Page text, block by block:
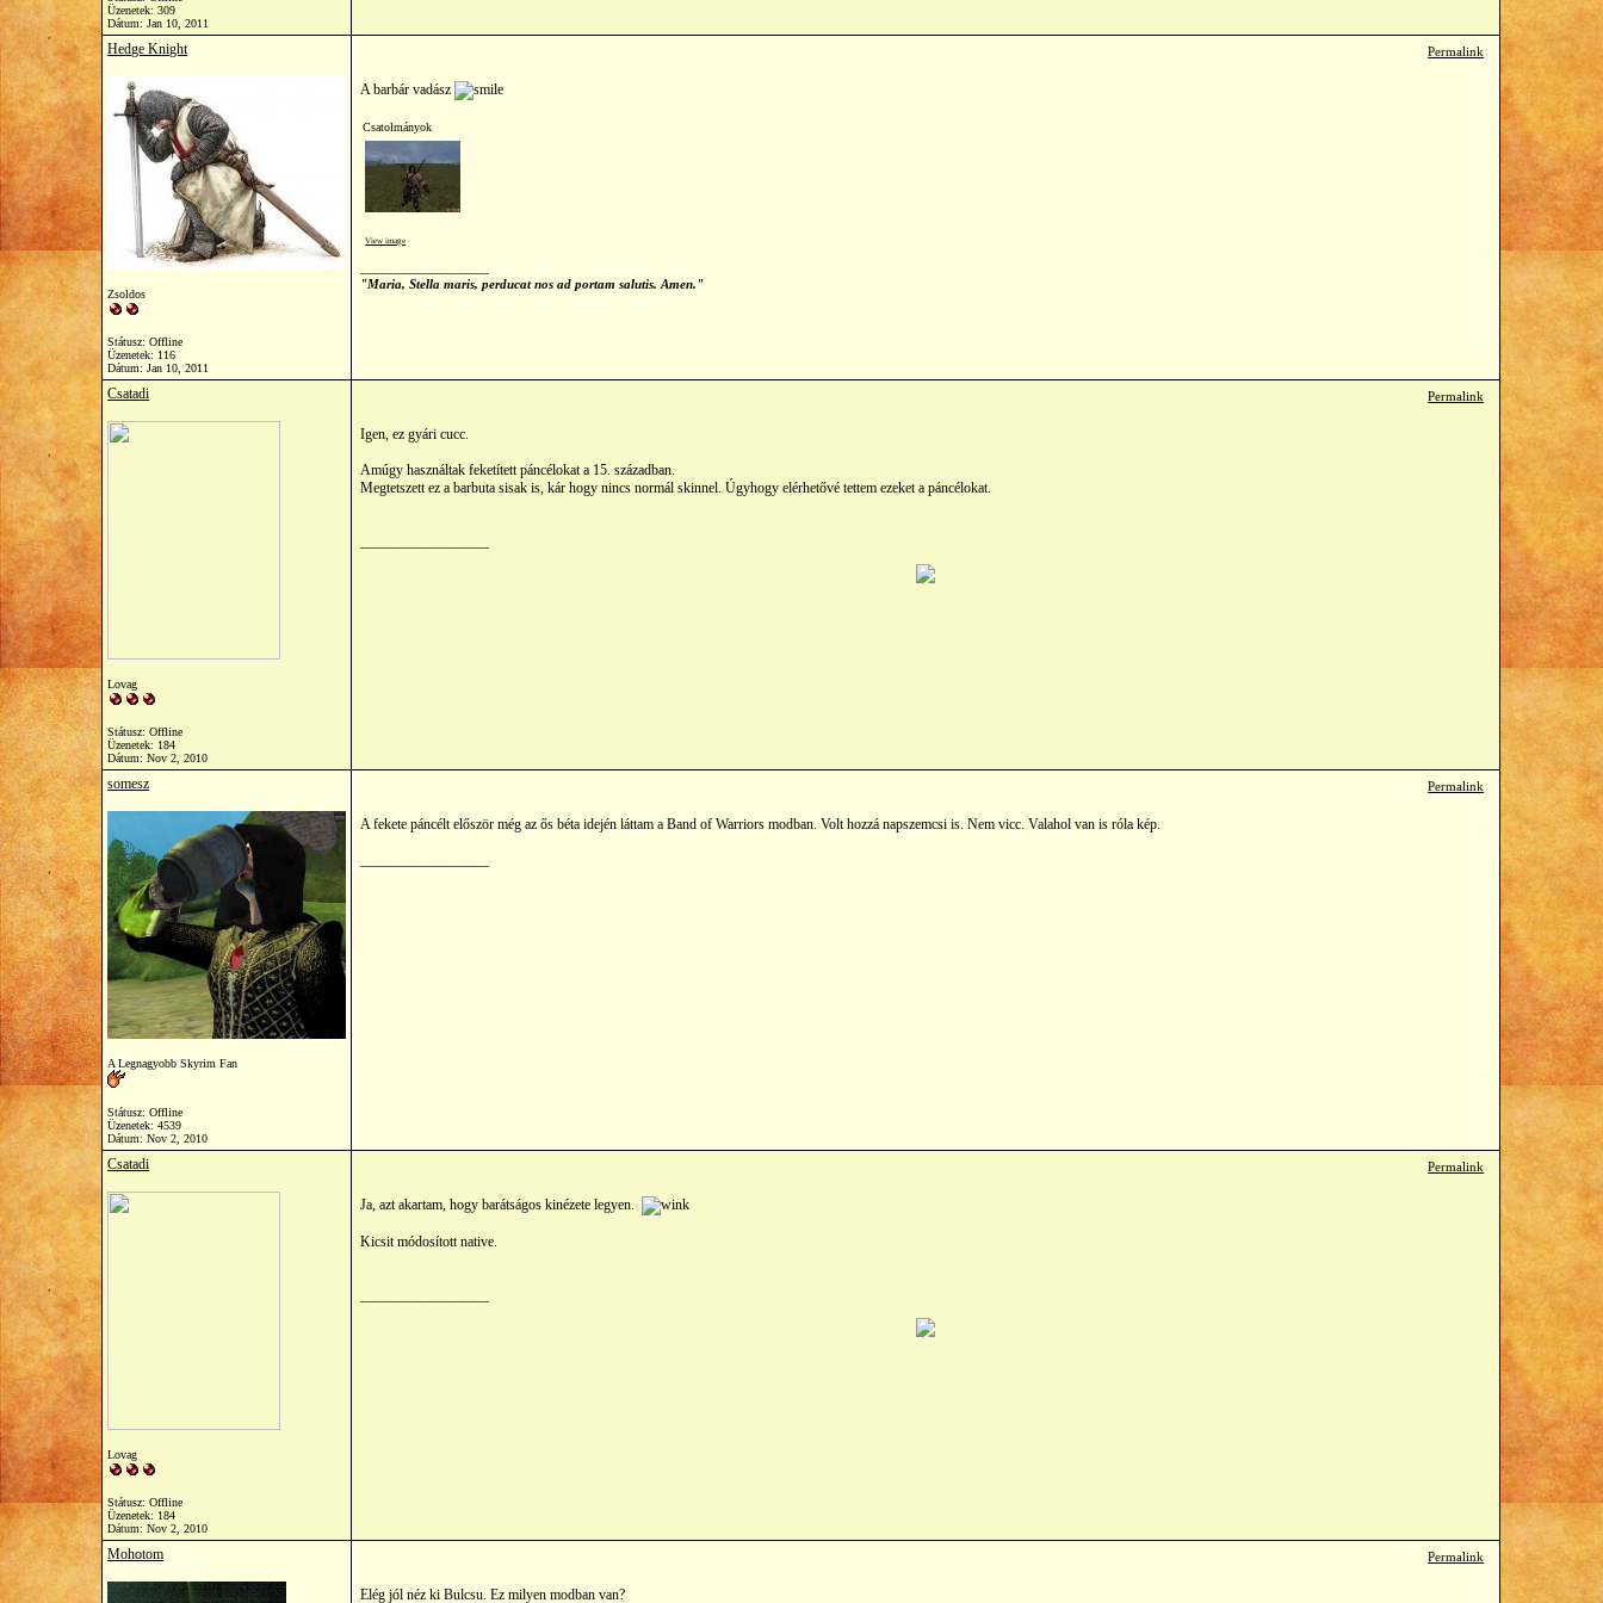
Üzenetek: 309
Dátum:Jan 10, 2011
Hedge Knight
Zsoldos
Státusz: Offline
Üzenetek: 116
Dátum:Jan 10, 2011
Permalink
A barbár vadász
Csatolmányok
View image
"Maria, Stella maris, perducat nos ad portam salutis. Amen."
Csatadi
Lovag
Státusz: Offline
Üzenetek: 184
Dátum:Nov 2, 2010
Permalink
Igen, ez gyári cucc.
Amúgy használtak feketített páncélokat a 15. században.
Megtetszett ez a barbuta sisak is, kár hogy nincs normál skinnel. Úgyhogy elérhetővé tettem ezeket a páncélokat.
somesz
A Legnagyobb Skyrim Fan
Státusz: Offline
Üzenetek: 4539
Dátum:Nov 2, 2010
Permalink
A fekete páncélt először még az ős béta idején láttam a Band of Warriors modban. Volt hozzá napszemcsi is. Nem vicc. Valahol van is róla kép.
Csatadi
Lovag
Státusz: Offline
Üzenetek: 184
Dátum:Nov 2, 2010
Permalink
Ja, azt akartam, hogy barátságos kinézete legyen.
Kicsit módosított native.
Mohotom Permalink
Elég jól néz ki Bulcsu. Ez milyen modban van?